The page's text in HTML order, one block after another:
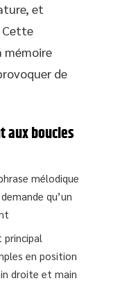
et
Cette
de
aux boucles
mélodique
qu’un
principal
en position
droite et main